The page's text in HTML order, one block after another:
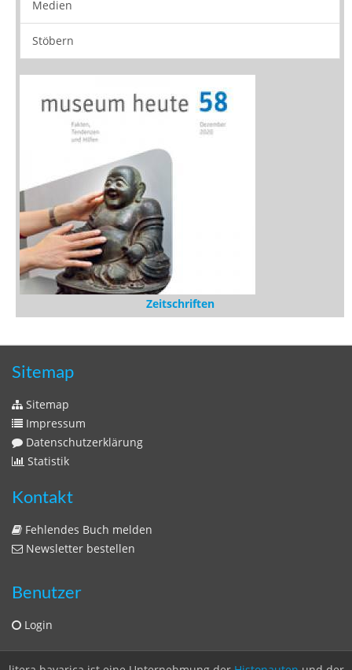
Vorschau
Buchtipps
Rezensionen
Medien
Zeitschriften
Sitemap
Sitemap
Datenschutzerklärung